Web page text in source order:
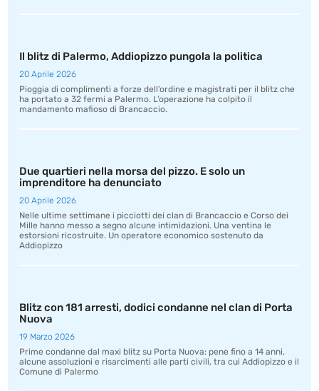
Il blitz di Palermo, Addiopizzo pungola la politica
20 Aprile 2026
Pioggia di complimenti a forze dell’ordine e magistrati per il blitz che
ha portato a 32 fermi a Palermo. L’operazione ha colpito il
mandamento mafioso di Brancaccio.
Due quartieri nella morsa del pizzo. E solo un
imprenditore ha denunciato
20 Aprile 2026
Nelle ultime settimane i picciotti dei clan di Brancaccio e Corso dei
Mille hanno messo a segno alcune intimidazioni. Una ventina le
estorsioni ricostruite. Un operatore economico sostenuto da
Addiopizzo
Blitz con 181 arresti, dodici condanne nel clan di Porta
Nuova
19 Marzo 2026
Prime condanne dal maxi blitz su Porta Nuova: pene fino a 14 anni,
alcune assoluzioni e risarcimenti alle parti civili, tra cui Addiopizzo e il
Comune di Palermo